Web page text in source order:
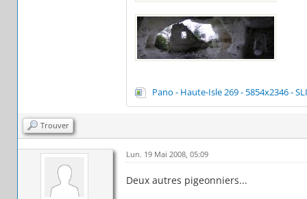
Pano - Haute-Isle 269 - 5854x2346 -
Trouver
Lun. 19 Mai 2008, 05:09
Deux autres pigeonniers...